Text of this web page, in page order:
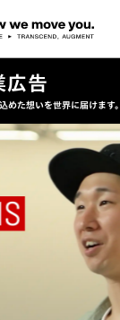
of Dreams
広告
めた想いを世界に届けます。